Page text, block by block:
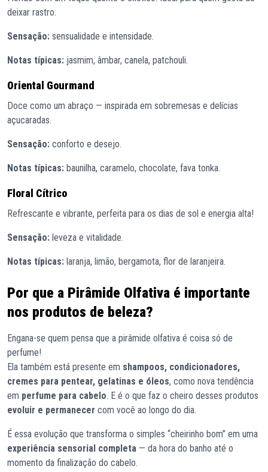
deixar rastro.
Sensação: sensualidade e intensidade.
Notas típicas: jasmim, âmbar, canela, patchouli.
Oriental Gourmand
Doce como um abraço — inspirada em sobremesas e delícias
açucaradas.
Sensação: conforto e desejo.
Notas típicas: baunilha, caramelo, chocolate, fava tonka.
Floral Cítrico
Refrescante e vibrante, perfeita para os dias de sol e energia alta!
Sensação: leveza e vitalidade.
Notas típicas: laranja, limão, bergamota, flor de laranjeira.
Por que a Pirâmide Olfativa é importante
nos produtos de beleza?
Engana-se quem pensa que a pirâmide olfativa é coisa só de
perfume!
Ela também está presente em shampoos, condicionadores,
cremes para pentear, gelatinas e óleos, como nova tendência
em perfume para cabelo. E é o que faz o cheiro desses produtos
evoluir e permanecer com você ao longo do dia.
É essa evolução que transforma o simples “cheirinho bom” em uma
experiência sensorial completa — da hora do banho até o
momento da finalização do cabelo.